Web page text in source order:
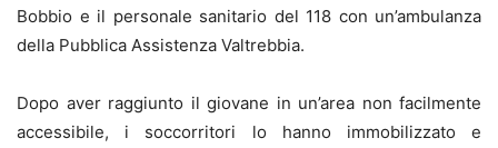
Bobbio e il personale sanitario del 118 con un’ambulanza
della Pubblica Assistenza Valtrebbia.
Dopo aver raggiunto il giovane in un’area non facilmente
accessibile, i soccorritori lo hanno immobilizzato e